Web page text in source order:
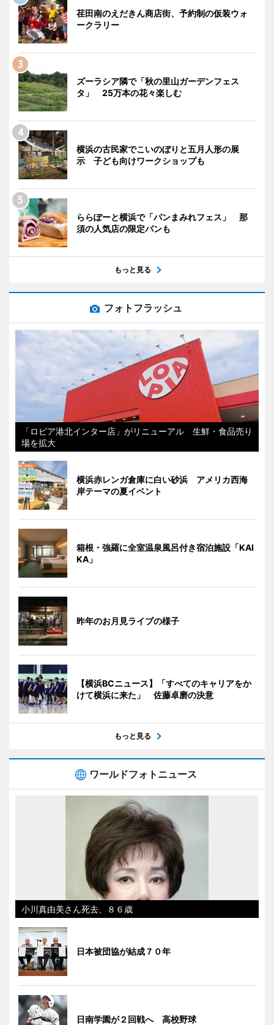
荏田南のえだきん商店街、予約制の仮装ウォ
ークラリー
ズーラシア隣で「秋の里山ガーデンフェス
タ」 25万本の花々楽しむ
横浜の古民家でこいのぼりと五月人形の展
示 子ども向けワークショップも
ららぽーと横浜で「パンまみれフェス」 那
須の人気店の限定パンも
もっと見る
フォトフラッシュ
「ロピア港北インター店」がリニューアル 生鮮・食品売り
場を拡大
横浜赤レンガ倉庫に白い砂浜 アメリカ西海
岸テーマの夏イベント
箱根・強羅に全室温泉風呂付き宿泊施設「KAI
KA」
昨年のお月見ライブの様子
【横浜BCニュース】「すべてのキャリアをか
けて横浜に来た」 佐藤卓磨の決意
もっと見る
ワールドフォトニュース
小川真由美さん死去、８６歳
日本被団協が結成７０年
日南学園が２回戦へ 高校野球